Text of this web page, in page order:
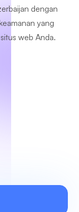
dengan
yang
web Anda.